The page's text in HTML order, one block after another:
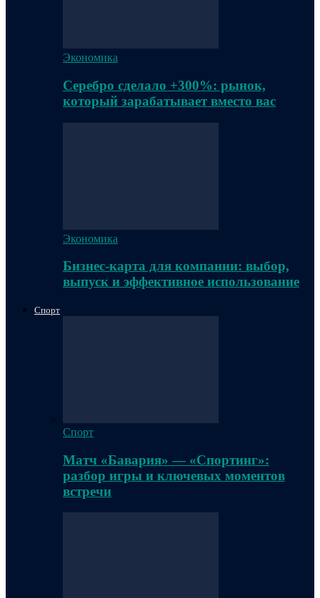
Экономика
Серебро сделало +300%: рынок,
который зарабатывает вместо вас
Экономика
Бизнес-карта для компании: выбор,
выпуск и эффективное использование
Спорт
Спорт
Матч «Бавария» — «Спортинг»:
разбор игры и ключевых моментов
встречи